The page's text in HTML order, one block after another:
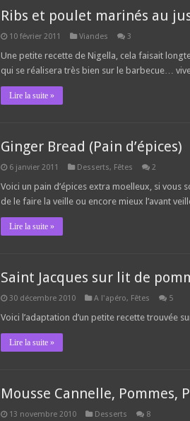
Ribs et poulet marinés au
10 février 2011 Viandes 3
Une petite recette de Nigella, cela faisait
qui se réalisera très bien sur le barbecue…
Lire la suite »
Ginger Bread (Pain d’épices)
6 janvier 2011 Desserts, Fêtes 2
Voici un pain d’épices extra moelleux, si
de le faire la veille ou encore mieux l’avant
Lire la suite »
Saint Jacques sur lit de
30 décembre 2010 A l'apéro, Fêtes 5
Voici l’adaptation d’un petite recette trouvée
Lire la suite »
Mousse Cannelle, Pommes,
13 novembre 2010 Desserts 8